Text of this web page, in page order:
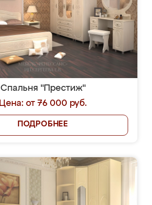
Спальня "Престиж"
Цена: от 76 000 руб.
ПОДРОБНЕЕ